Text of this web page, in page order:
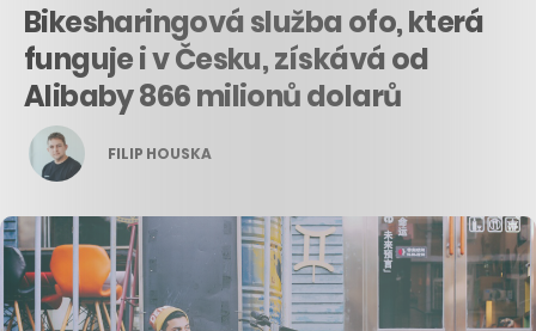
Bikesharingová služba ofo, která
funguje i v Česku, získává od
Alibaby 866 milionů dolarů
FILIP HOUSKA